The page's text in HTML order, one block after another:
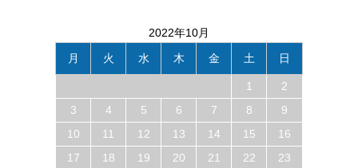
2022年10月
月
火 水 木 金 土 日
1
2
3
4 5 6 7 8
9
10
11 12 13 14 15
16
17
18 19 20 21 22
23